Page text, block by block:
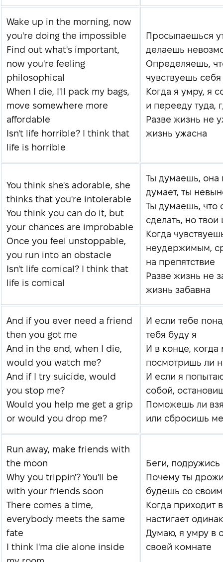
Wake up in the morning, now
you're doing the impossible
Find out what's important,
now you're feeling
philosophical
When I die, I'll pack my bags,
move somewhere more
affordable
Isn't life horrible? I think that
life is horrible
Просыпаешься
делаешь
Определяешь,
чувствуешь
Когда я умру, я
и перееду туда,
Разве жизнь не
жизнь ужасна
You think she's adorable, she
thinks that you're intolerable
You think you can do it, but
your chances are improbable
Once you feel unstoppable,
you run into an obstacle
Isn't life comical? I think that
life is comical
Ты думаешь, она
думает, ты
Ты думаешь, что
сделать, но
Когда
неудержимым,
на препятствие
Разве жизнь не
жизнь забавна
And if you ever need a friend
then you got me
And in the end, when I die,
would you watch me?
And if I try suicide, would
you stop me?
Would you help me get a grip
or would you drop me?
И если тебе
тебя буду я
И в конце,
посмотришь ли
И если я
собой,
Поможешь ли
или сбросишь
Run away, make friends with
the moon
Why you trippin'? You'll be
with your friends soon
There comes a time,
everybody meets the same
fate
I think I'ma die alone inside
Беги, подружись
Почему ты
будешь со
Когда приходит
настигает
Думаю, я умру в
своей комнате